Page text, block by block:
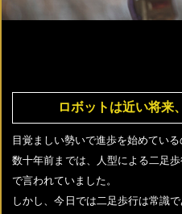
ロボットは近い将来
目覚ましい勢いで進歩を始めている
数十年前までは、人型による二足
で言われていました。
しかし、今日では二足歩行は常識